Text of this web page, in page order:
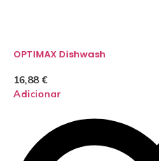
OPTIMAX Dishwash
16,88 €
Adicionar